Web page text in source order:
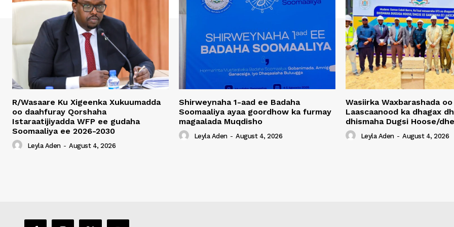
R/Wasaare Ku Xigeenka Xukuumadda
oo daahfuray Qorshaha
Istaraatijiyadda WFP ee gudaha
Soomaaliya ee 2026-2030
Leyla Aden - August 4, 2026
Shirweynaha 1-aad ee Badaha
Soomaaliya ayaa goordhow ka furmay
magaalada Muqdisho
Leyla Aden - August 4, 2026
Wasiirka Waxbarashada
Laascaanood ka dhagax
dhismaha Dugsi Hoose/
Leyla Aden - August 4, 2026